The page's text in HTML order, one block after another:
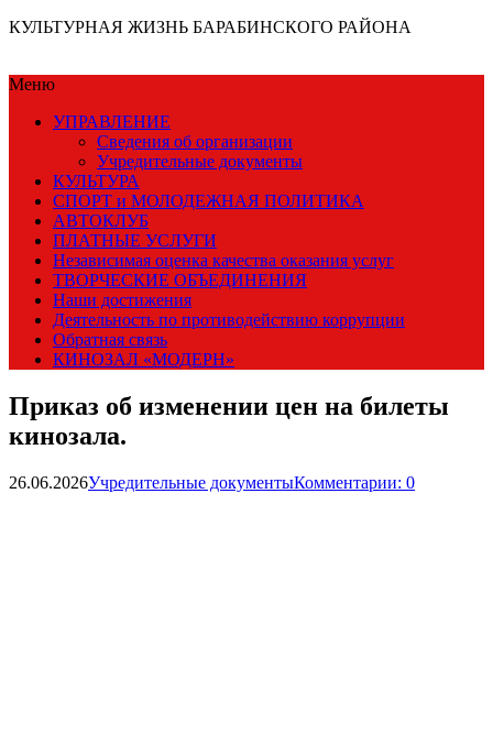
КУЛЬТУРНАЯ ЖИЗНЬ БАРАБИНСКОГО РАЙОНА
Меню
УПРАВЛЕНИЕ
Сведения об организации
Учредительные документы
КУЛЬТУРА
СПОРТ и МОЛОДЕЖНАЯ ПОЛИТИКА
АВТОКЛУБ
ПЛАТНЫЕ УСЛУГИ
Независимая оценка качества оказания услуг
ТВОРЧЕСКИЕ ОБЪЕДИНЕНИЯ
Наши достижения
Деятельность по противодействию коррупции
Обратная связь
КИНОЗАЛ «МОДЕРН»
Приказ об изменении цен на билеты
кинозала.
26.06.2026Учредительные документыКомментарии: 0